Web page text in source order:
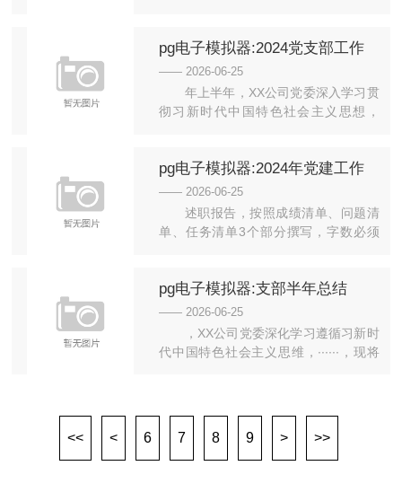
pg电子模拟器:2024党支部工作
总结Word模板下载
—— 2026-06-25
年上半年，XX公司党委深入学习贯
彻习新时代中国特色社会主义思想，
pg电子模拟器:2024年党建工作
Word模板下载
—— 2026-06-25
述职报告，按照成绩清单、问题清
单、任务清单3个部分撰写，字数必须
pg电子模拟器:支部半年总结
Word模板下载
—— 2026-06-25
，XX公司党委深化学习遵循习新时
代中国特色社会主义思维，······，现将
<< < 6 7 8 9 > >>